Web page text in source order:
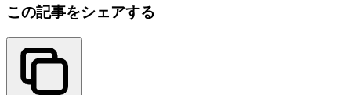
この記事をシェアする